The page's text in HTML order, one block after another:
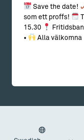
Save the date!
som ett proffs!
15.30
•
Alla välkomna